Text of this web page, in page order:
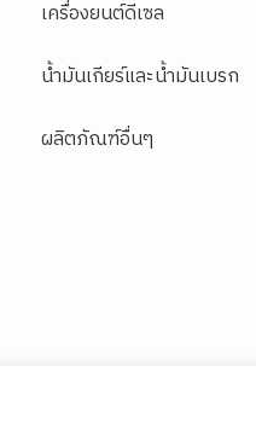
เครื่องยนต์ดีเซล
น้ำมันเกียร์และน้ำมันเบรก
ผลิตภัณฑ์อื่นๆ